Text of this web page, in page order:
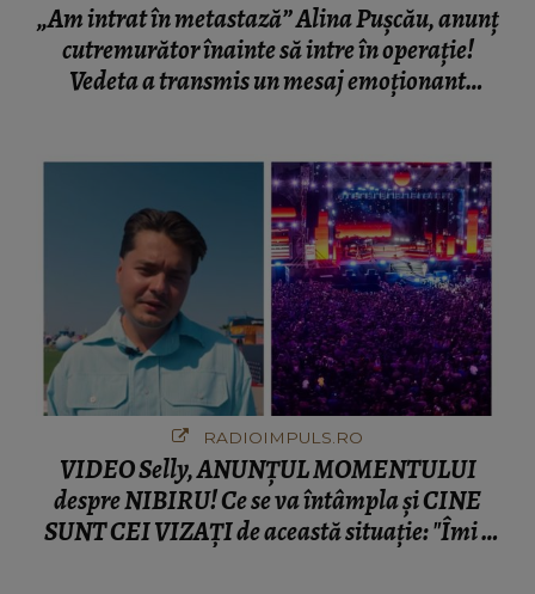
„Am intrat în metastază” Alina Pușcău, anunț
cutremurător înainte să intre în operație!
Vedeta a transmis un mesaj emoționant
RADIOIMPULS.RO
VIDEO Selly, ANUNȚUL MOMENTULUI
despre NIBIRU! Ce se va întâmpla și CINE
SUNT CEI VIZAȚI de această situație: "Îmi e